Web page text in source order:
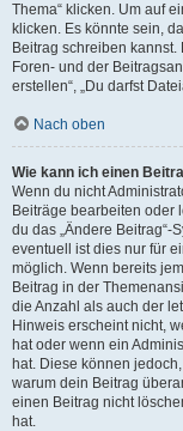
Thema“ klicken. Um auf
klicken. Es könnte sein,
Beitrag schreiben
Foren- und der
erstellen“, „Du darfst
Nach oben
Wie kann ich einen
Wenn du nicht
Beiträge bearbeiten oder
du das „Ändere Beitrag“-
eventuell ist dies nur für
möglich. Wenn bereits
Beitrag in der
die Anzahl als auch der
Hinweis erscheint nicht,
hat oder wenn ein
hat. Diese können
warum dein Beitrag
einen Beitrag nicht
hat.